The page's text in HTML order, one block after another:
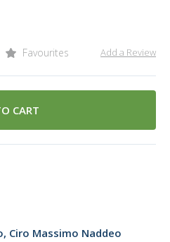
Favourites Add a Review
CART
Ciro Massimo Naddeo